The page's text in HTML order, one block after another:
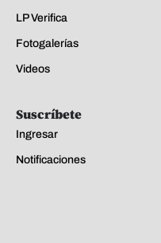
LP Verifica
Fotogalerías
Videos
Suscríbete
Ingresar
Notificaciones